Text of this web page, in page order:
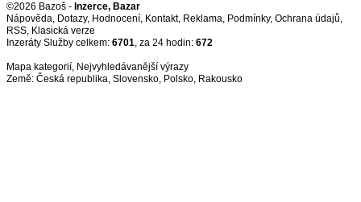
©2026 Bazoš - Inzerce, Bazar
Nápověda, Dotazy, Hodnocení, Kontakt, Reklama, Podmínky, Ochrana údajů,
RSS,
Inzeráty Služby celkem: 6701, za 24 hodin: 672
Mapa kategorií, Nejvyhledávanější výrazy
Země: Česká republika, Slovensko, Polsko, Rakousko